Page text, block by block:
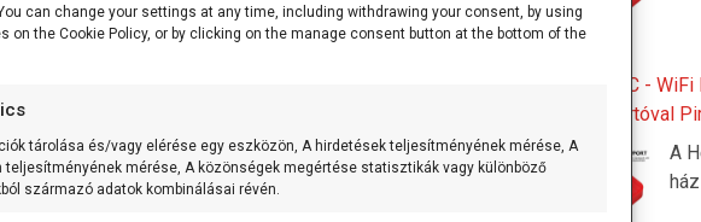
can change your settings at any time, including withdrawing your consent, by using
on the Cookie Policy, or by clicking on the manage consent button at the bottom of the
tárolása és/vagy elérése egy eszközön, A hirdetések teljesítményének mérése, A
teljesítményének mérése, A közönségek megértése statisztikák vagy különböző
származó adatok kombinálásai révén.
HELTEC -
akkutartóval
A